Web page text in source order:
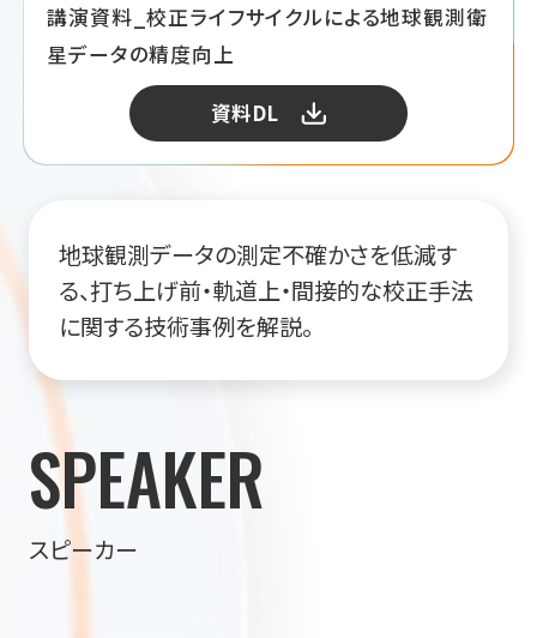
講演資料_校正ライフサイクルによる地球観測衛
星データの精度向上
資料DL
地球観測データの測定不確かさを低減す
る、打ち上げ前・軌道上・間接的な校正手法
に関する技術事例を解説。
SPEAKER
スピーカー